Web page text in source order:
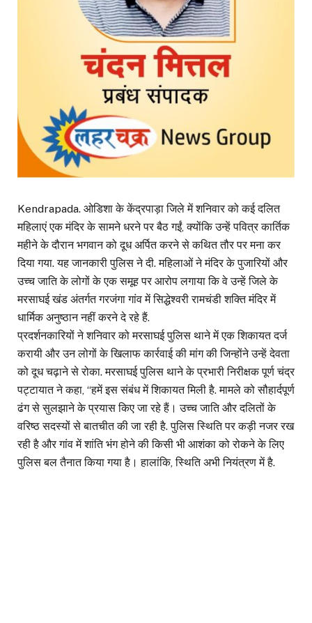
Kendrapada. ओडिशा के केंद्रपाड़ा जिले में शनिवार को कई दलित
महिलाएं एक मंदिर के सामने धरने पर बैठ गईं, क्योंकि उन्हें पवित्र कार्तिक
महीने के दौरान भगवान को दूध अर्पित करने से कथित तौर पर मना कर
दिया गया. यह जानकारी पुलिस ने दी. महिलाओं ने मंदिर के पुजारियों और
उच्च जाति के लोगों के एक समूह पर आरोप लगाया कि वे उन्हें जिले के
मरसाघई खंड अंतर्गत गरजंगा गांव में सिद्धेश्वरी रामचंडी शक्ति मंदिर में
धार्मिक अनुष्ठान नहीं करने दे रहे हैं.
प्रदर्शनकारियों ने शनिवार को मरसाघई पुलिस थाने में एक शिकायत दर्ज
करायी और उन लोगों के खिलाफ कार्रवाई की मांग की जिन्होंने उन्हें देवता
को दूध चढ़ाने से रोका. मरसाघई पुलिस थाने के प्रभारी निरीक्षक पूर्ण चंद्र
पट्टायात ने कहा, ‘‘हमें इस संबंध में शिकायत मिली है. मामले को सौहार्दपूर्ण
ढंग से सुलझाने के प्रयास किए जा रहे हैं। उच्च जाति और दलितों के
वरिष्ठ सदस्यों से बातचीत की जा रही है. पुलिस स्थिति पर कड़ी नजर रख
रही है और गांव में शांति भंग होने की किसी भी आशंका को रोकने के लिए
पुलिस बल तैनात किया गया है। हालांकि, स्थिति अभी नियंत्रण में है.